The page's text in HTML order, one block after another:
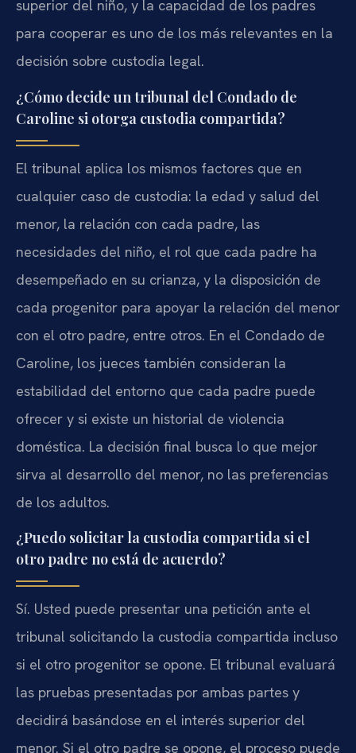
superior del niño, y la capacidad de los padres
para cooperar es uno de los más relevantes en la
decisión sobre custodia legal.
¿Cómo decide un tribunal del Condado de
Caroline si otorga custodia compartida?
El tribunal aplica los mismos factores que en
cualquier caso de custodia: la edad y salud del
menor, la relación con cada padre, las
necesidades del niño, el rol que cada padre ha
desempeñado en su crianza, y la disposición de
cada progenitor para apoyar la relación del menor
con el otro padre, entre otros. En el Condado de
Caroline, los jueces también consideran la
estabilidad del entorno que cada padre puede
ofrecer y si existe un historial de violencia
doméstica. La decisión final busca lo que mejor
sirva al desarrollo del menor, no las preferencias
de los adultos.
¿Puedo solicitar la custodia compartida si el
otro padre no está de acuerdo?
Sí. Usted puede presentar una petición ante el
tribunal solicitando la custodia compartida incluso
si el otro progenitor se opone. El tribunal evaluará
las pruebas presentadas por ambas partes y
decidirá basándose en el interés superior del
menor. Si el otro padre se opone, el proceso puede